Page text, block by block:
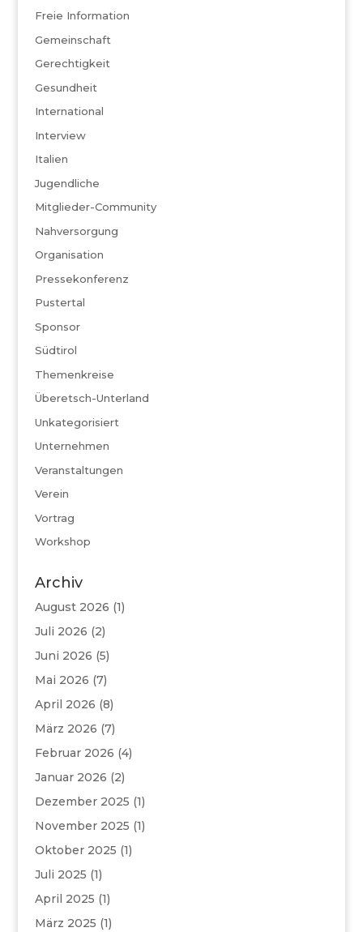
Freie Information
Gemeinschaft
Gerechtigkeit
Gesundheit
International
Interview
Italien
Jugendliche
Mitglieder-Community
Nahversorgung
Organisation
Pressekonferenz
Pustertal
Sponsor
Südtirol
Themenkreise
Überetsch-Unterland
Unkategorisiert
Unternehmen
Veranstaltungen
Verein
Vortrag
Workshop
Archiv
August 2026 (1)
Juli 2026 (2)
Juni 2026 (5)
Mai 2026 (7)
April 2026 (8)
März 2026 (7)
Februar 2026 (4)
Januar 2026 (2)
Dezember 2025 (1)
November 2025 (1)
Oktober 2025 (1)
Juli 2025 (1)
April 2025 (1)
März 2025 (1)